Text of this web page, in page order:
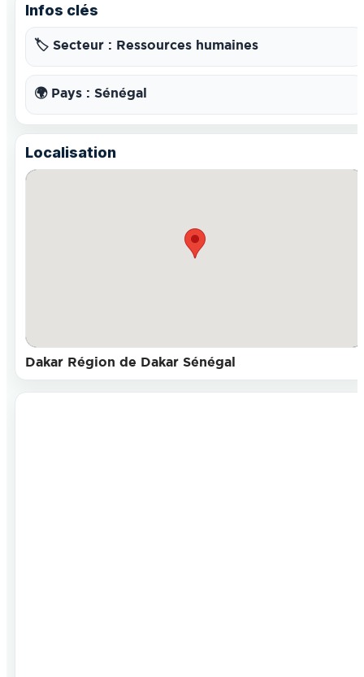
Infos clés
🏷️ Secteur : Ressources humaines
🌍 Pays : Sénégal
Localisation
Dakar Région de Dakar Sénégal